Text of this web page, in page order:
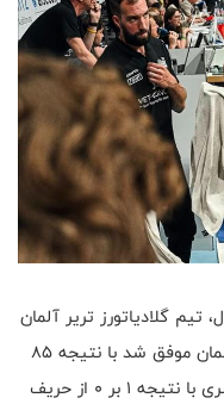
گلادیاتورز تریر آلمان
در اولین بازی از سری نهایی لیگ ProA آلمان موفق شد با نتیجه ۸۵
بر ۸۲ از سد تیم ینا عبور کند و در این سری با نتیجه ۱ بر ۰ از حریف